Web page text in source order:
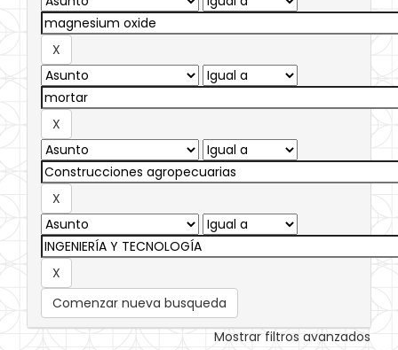
Comenzar nueva busqueda
Mostrar filtros avanzados